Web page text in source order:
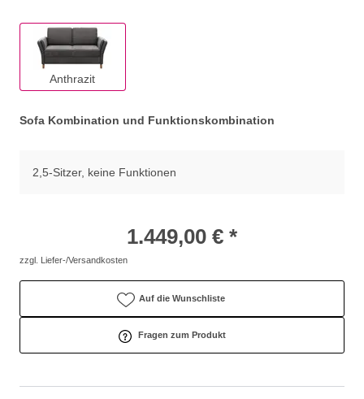
Anthrazit
Sofa Kombination und Funktionskombination
2,5-Sitzer, keine Funktionen
1.449,00 € *
zzgl. Liefer-/Versandkosten
Auf die Wunschliste
Fragen zum Produkt